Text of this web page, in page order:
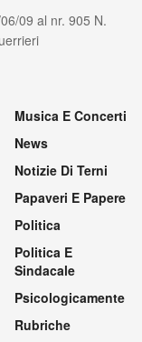
09 al nr. 905 N.
Musica E Concerti
News
Notizie Di Terni
Papaveri E Papere
Politica
Politica E
Sindacale
Psicologicamente
Rubriche